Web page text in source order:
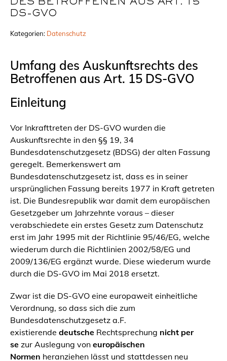
DES BETROFFENEN AUS ART. 15
DS-GVO
Kategorien: Datenschutz
Umfang des Auskunftsrechts des
Betroffenen aus Art. 15 DS-GVO
Einleitung
Vor Inkrafttreten der DS-GVO wurden die
Auskunftsrechte in den §§ 19, 34
Bundesdatenschutzgesetz (BDSG) der alten Fassung
geregelt. Bemerkenswert am
Bundesdatenschutzgesetz ist, dass es in seiner
ursprünglichen Fassung bereits 1977 in Kraft getreten
ist. Die Bundesrepublik war damit dem europäischen
Gesetzgeber um Jahrzehnte voraus – dieser
verabschiedete ein erstes Gesetz zum Datenschutz
erst im Jahr 1995 mit der Richtlinie 95/46/EG, welche
wiederum durch die Richtlinien 2002/58/EG und
2009/136/EG ergänzt wurde. Diese wiederum wurde
durch die DS-GVO im Mai 2018 ersetzt.
Zwar ist die DS-GVO eine europaweit einheitliche
Verordnung, so dass sich die zum
Bundesdatenschutzgesetz a.F.
existierende deutsche Rechtsprechung nicht per
se zur Auslegung von europäischen
Normen heranziehen lässt und stattdessen neu